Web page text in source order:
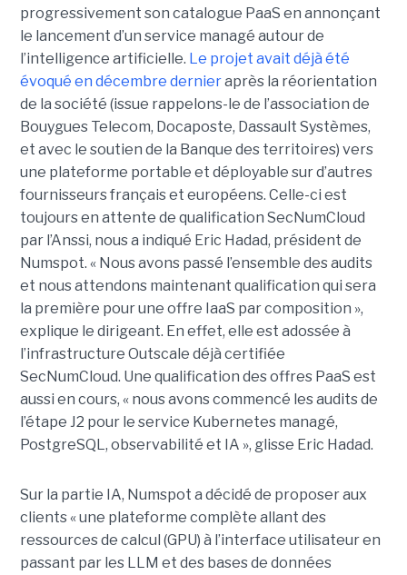
progressivement son catalogue PaaS en annonçant
le lancement d’un service managé autour de
l’intelligence artificielle. Le projet avait déjà été
évoqué en décembre dernieraprès la réorientation
de la société (issue rappelons-le de l’association de
Bouygues Telecom, Docaposte, Dassault Systèmes,
et avec le soutien de la Banque des territoires) vers
une plateforme portable et déployable sur d’autres
fournisseurs français et européens. Celle-ci est
toujours en attente de qualification SecNumCloud
par l’Anssi, nous a indiqué Eric Hadad, président de
Numspot. « Nous avons passé l’ensemble des audits
et nous attendons maintenant qualification qui sera
la première pour une offre IaaS par composition »,
explique le dirigeant. En effet, elle est adossée à
l’infrastructure Outscale déjà certifiée
SecNumCloud. Une qualification des offres PaaS est
aussi en cours, « nous avons commencé les audits de
l’étape J2 pour le service Kubernetes managé,
PostgreSQL, observabilité et IA », glisse Eric Hadad.
Sur la partie IA, Numspot a décidé de proposer aux
clients « une plateforme complète allant des
ressources de calcul (GPU) à l’interface utilisateur en
passant par les LLM et des bases de données